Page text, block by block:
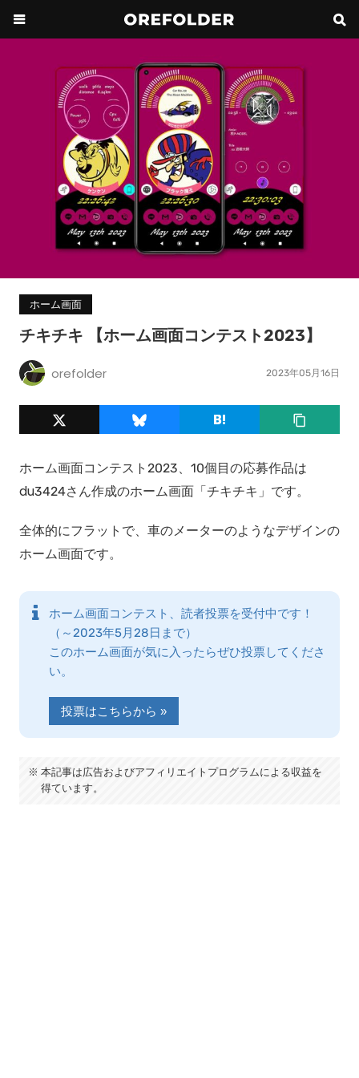
ホーム画面
チキチキ 【ホーム画面コンテスト2023】
orefolder 2023年05月16日
ホーム画面コンテスト2023、10個目の応募作品は
du3424さん作成のホーム画面「チキチキ」です。
全体的にフラットで、車のメーターのようなデザインの
ホーム画面です。
ホーム画面コンテスト、読者投票を受付中です！
（～2023年5月28日まで）
このホーム画面が気に入ったらぜひ投票してくださ
い。
投票はこちらから »
本記事は広告およびアフィリエイトプログラムによる収益を
得ています。